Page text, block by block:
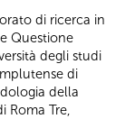
di ricerca in
Questione
degli studi
di
della
Roma Tre,